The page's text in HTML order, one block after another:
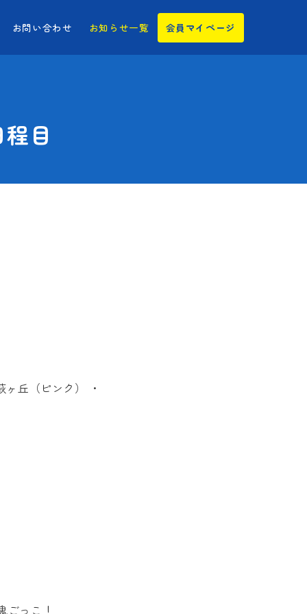
お問い合わせ お知らせ一覧 会員マイページ
目
丘（ピンク） ・
ごっこ！